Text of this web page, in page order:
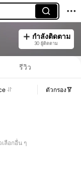
กำลังติดตาม
30 ผู้ติดตาม
รีวิว
ตัวกรอง
ลือกอื่น ๆ